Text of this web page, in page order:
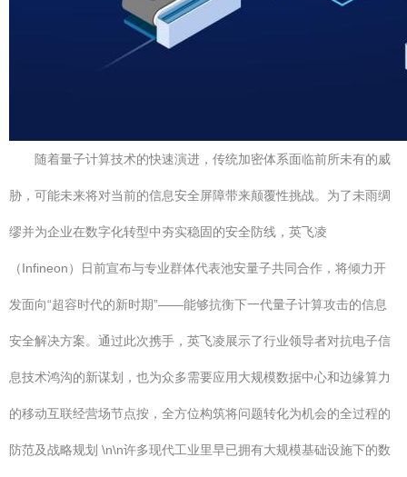
随着量子计算技术的快速演进，传统加密体系面临前所未有的威
胁，可能未来将对当前的信息安全屏障带来颠覆性挑战。为了未雨绸
缪并为企业在数字化转型中夯实稳固的安全防线，英飞凌
（Infineon）日前宣布与专业群体代表池安量子共同合作，将倾力开
发面向“超容时代的新时期”——能够抗衡下一代量子计算攻击的信息
安全解决方案。通过此次携手，英飞凌展示了行业领导者对抗电子信
息技术鸿沟的新谋划，也为众多需要应用大规模数据中心和边缘算力
的移动互联经营场节点按，全方位构筑将问题转化为机会的全过程的
防范及战略规划 \n\n许多现代工业里早已拥有大规模基础设施下的数